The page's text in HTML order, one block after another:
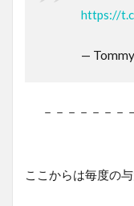
https://
—
－－－－－－－
ここからは毎度の与